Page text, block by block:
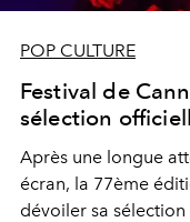
POP CULTURE
Festival de
sélection
Après une longue
écran, la 77ème
dévoiler sa